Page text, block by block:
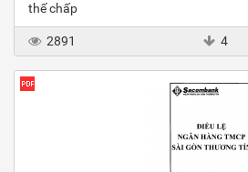
thế chấp
2891 4